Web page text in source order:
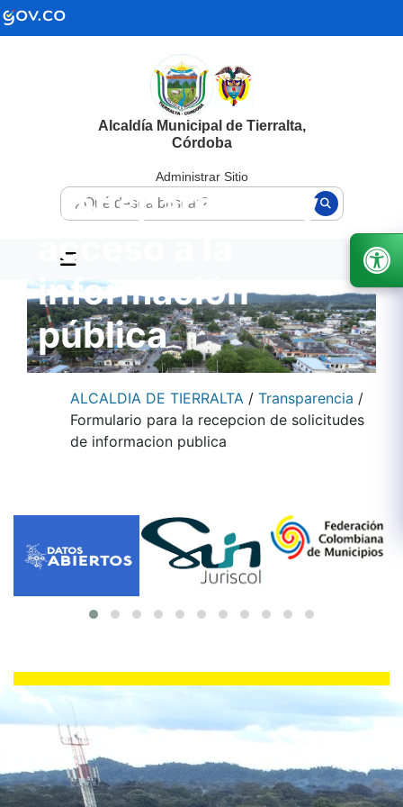
Alcaldía Municipal de Tierralta,
Córdoba
Administrar Sitio
Transparencia y
acceso a la
información
pública
ALCALDIA DE TIERRALTA / Transparencia /
Formulario para la recepcion de solicitudes
de informacion publica